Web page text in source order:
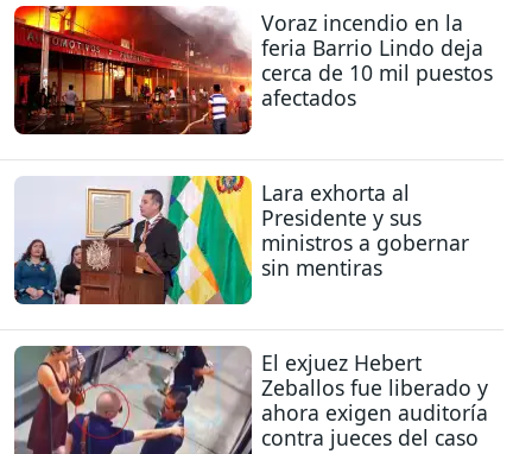
Voraz incendio en la
feria Barrio Lindo deja
cerca de 10 mil puestos
afectados
Lara exhorta al
Presidente y sus
ministros a gobernar
sin mentiras
El exjuez Hebert
Zeballos fue liberado y
ahora exigen auditoría
contra jueces del caso